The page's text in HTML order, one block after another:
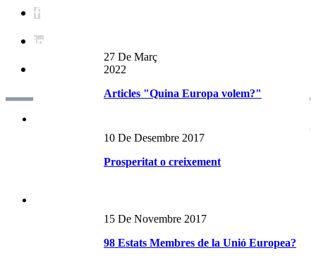
Notes d'Opinió RECENTS
27 De Març
2022
Articles "Quina Europa volem?"
10 De Desembre 2017
Prosperitat o creixement
15 De Novembre 2017
98 Estats Membres de la Unió Europea?